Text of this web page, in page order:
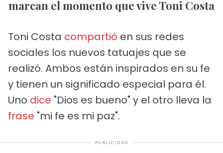
marcan el momento que vive Toni Costa
Toni Costa compartió en sus redes
sociales los nuevos tatuajes que se
realizó. Ambos están inspirados en su fe
y tienen un significado especial para él.
Uno dice "Dios es bueno" y el otro lleva la
frase "mi fe es mi paz".
PUBLICIDAD